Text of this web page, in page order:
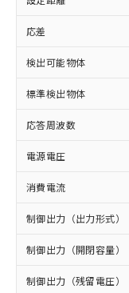
応差
検出可能物体
標準検出物体
応答周波数
電源電圧
消費電流
制御出力（出力形式）
制御出力（開閉容量）
制御出力（残留電圧）